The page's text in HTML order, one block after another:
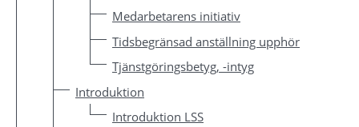
Medarbetarens initiativ
Tidsbegränsad anställning upphör
Tjänstgöringsbetyg, -intyg
Introduktion
Introduktion LSS